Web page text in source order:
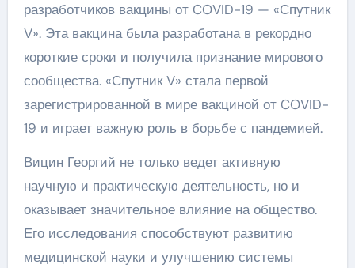
разработчиков вакцины от COVID-19 — «Спутник
V». Эта вакцина была разработана в рекордно
короткие сроки и получила признание мирового
сообщества. «Спутник V» стала первой
зарегистрированной в мире вакциной от COVID-
19 и играет важную роль в борьбе с пандемией.
Вицин Георгий не только ведет активную
научную и практическую деятельность, но и
оказывает значительное влияние на общество.
Его исследования способствуют развитию
медицинской науки и улучшению системы